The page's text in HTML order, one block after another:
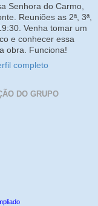
Senhora do Carmo,
Reuniões as 2ª, 3ª,
Venha tomar um
e conhecer essa
obra. Funciona!
completo
DO GRUPO